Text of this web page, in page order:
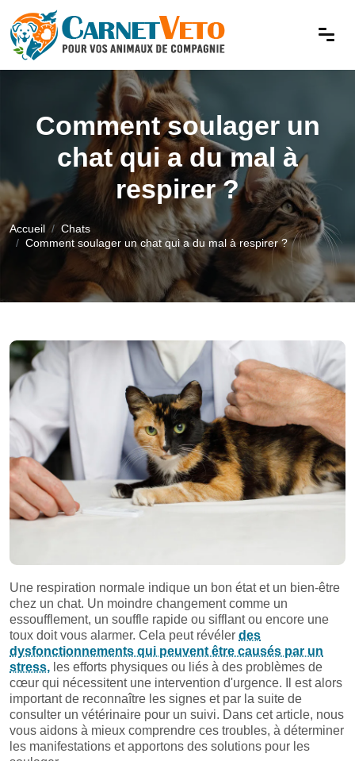
Comment soulager un
chat qui a du mal à
respirer ?
Accueil
Chats
Comment soulager un chat qui a du mal à respirer ?
Une respiration normale indique un bon état et un bien-être
chez un chat. Un moindre changement comme un
essoufflement, un souffle rapide ou sifflant ou encore une
toux doit vous alarmer. Cela peut révéler des
dysfonctionnements qui peuvent être causés par un
stress, les efforts physiques ou liés à des problèmes de
cœur qui nécessitent une intervention d'urgence. Il est alors
important de reconnaître les signes et par la suite de
consulter un vétérinaire pour un suivi. Dans cet article, nous
vous aidons à mieux comprendre ces troubles, à déterminer
les manifestations et apportons des solutions pour les